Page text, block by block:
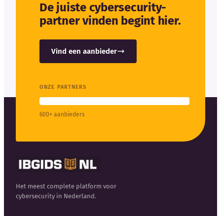
De juiste cybersecurity-
partner vinden begint hier.
Vind een aanbieder
ONZE PARTNERS
600+ aanbieders
Het meest complete platform voor
cybersecurity in Nederland.